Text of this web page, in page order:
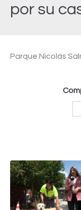
por su
Parque Nicolás